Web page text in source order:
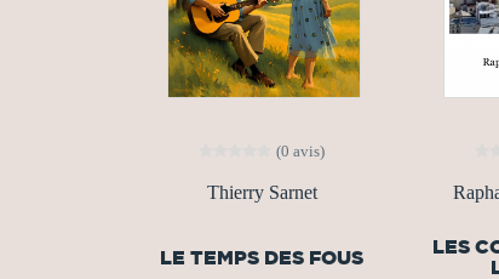
(0 avis)
Thierry Sarnet
LE TEMPS DES FOUS
LES